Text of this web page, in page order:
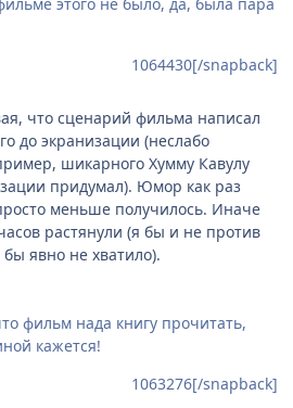
1064430[/snapback]
что сценарий фильма написал
до экранизации (неслабо
шикарного Хумму Кавулу
придумал). Юмор как раз
меньше получилось. Иначе
растянули (я бы и не против
явно не хватило).
фильм нада книгу прочитать,
кажется!
1063276[/snapback]